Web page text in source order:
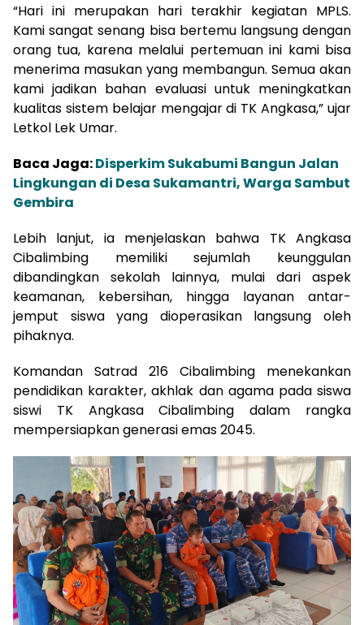
“Hari ini merupakan hari terakhir kegiatan MPLS.
Kami sangat senang bisa bertemu langsung dengan
orang tua, karena melalui pertemuan ini kami bisa
menerima masukan yang membangun. Semua akan
kami jadikan bahan evaluasi untuk meningkatkan
kualitas sistem belajar mengajar di TK Angkasa,” ujar
Letkol Lek Umar.
Baca Jaga:Disperkim Sukabumi Bangun Jalan
Lingkungan di Desa Sukamantri, Warga Sambut
Gembira
Lebih lanjut, ia menjelaskan bahwa TK Angkasa
Cibalimbing memiliki sejumlah keunggulan
dibandingkan sekolah lainnya, mulai dari aspek
keamanan, kebersihan, hingga layanan antar-
jemput siswa yang dioperasikan langsung oleh
pihaknya.
Komandan Satrad 216 Cibalimbing menekankan
pendidikan karakter, akhlak dan agama pada siswa
siswi TK Angkasa Cibalimbing dalam rangka
mempersiapkan generasi emas 2045.